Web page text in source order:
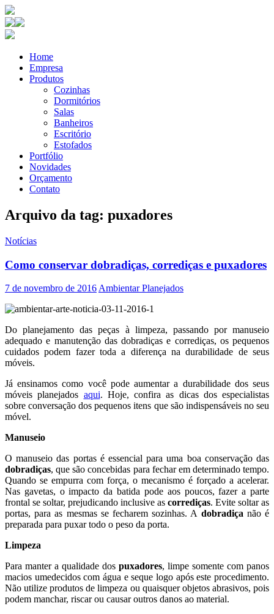
Home
Empresa
Produtos
Cozinhas
Dormitórios
Salas
Banheiros
Escritório
Estofados
Portfólio
Novidades
Orçamento
Contato
Arquivo da tag: puxadores
Notícias
Como conservar dobradiças, corrediças e puxadores
7 de novembro de 2016 Ambientar Planejados
Do planejamento das peças à limpeza, passando por manuseio
adequado e manutenção das dobradiças e corrediças, os pequenos
cuidados podem fazer toda a diferença na durabilidade de seus
móveis.
Já ensinamos como você pode aumentar a durabilidade dos seus
móveis planejados aqui. Hoje, confira as dicas dos especialistas
sobre conversação dos pequenos itens que são indispensáveis no seu
móvel.
Manuseio
O manuseio das portas é essencial para uma boa conservação das
dobradiças, que são concebidas para fechar em determinado tempo.
Quando se empurra com força, o mecanismo é forçado a acelerar.
Nas gavetas, o impacto da batida pode aos poucos, fazer a parte
frontal se soltar, prejudicando inclusive as corrediças. Evite soltar as
portas, para as mesmas se fecharem sozinhas. A dobradiça não é
preparada para puxar todo o peso da porta.
Limpeza
Para manter a qualidade dos puxadores, limpe somente com panos
macios umedecidos com água e seque logo após este procedimento.
Não utilize produtos de limpeza ou quaisquer objetos abrasivos, pois
podem manchar, riscar ou causar outros danos ao material.